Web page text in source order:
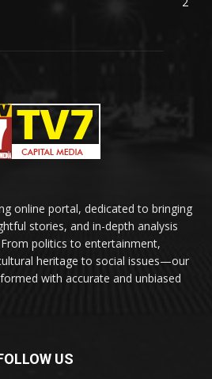
online portal, dedicated to bringing
stories, and in-depth analysis
politics to entertainment,
heritage to social issues—our
with accurate and unbiased
US